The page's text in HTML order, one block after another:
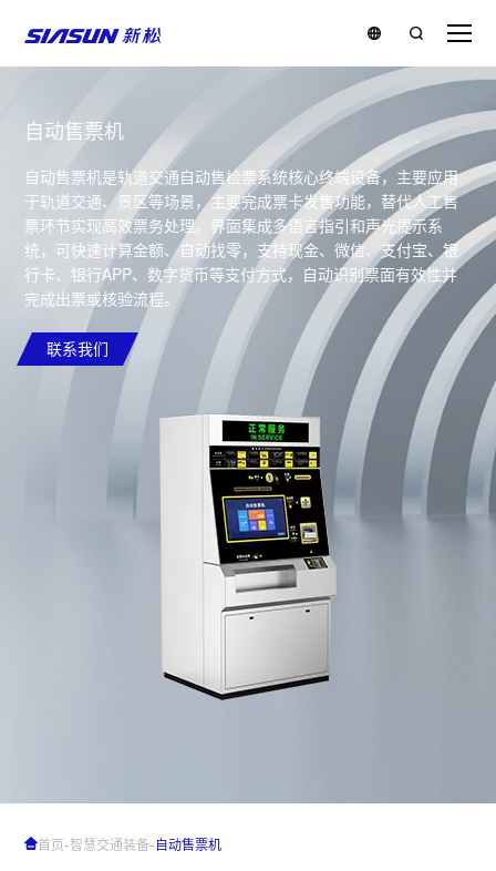
自动售票机
自动售票机是轨道交通自动售检票系统核心终端设备，主要应用
于轨道交通、景区等场景，主要完成票卡发售功能，替代人工售
票环节实现高效票务处理。界面集成多语言指引和声光提示系
统，可快速计算金额、自动找零，支持现金、微信、支付宝、银
行卡、银行APP、数字货币等支付方式，自动识别票面有效性并
完成出票或核验流程。
联系我们
首页-智慧交通装备- 自动售票机